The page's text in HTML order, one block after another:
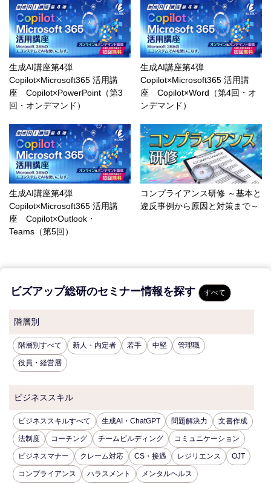
生成AI講座第4弾
Copilot×Microsoft365 活用講
座 Copilot×PowerPoint（第3
回・オンデマンド）
生成AI講座第4弾
Copilot×Microsoft365 活用講
座 Copilot×Word（第4回・オ
ンデマンド）
生成AI講座第4弾
Copilot×Microsoft365 活用講
座 Copilot×Outlook・
Teams（第5回）
コンプライアンス研修 ～基本と
違反事例から原因と対策まで～
ビズアップ総研のセミナー情報を探す すべて
階層別
階層別すべて 新人・内定者 若手 中堅 管理職
役員・経営層
ビジネススキル
ビジネススキルすべて 生成AI・ChatGPT 問題解決力 文書作成
法制度 コーチング チームビルディング コミュニケーション
ビジネスマナー クレーム対応 CS・接遇 レジリエンス OJT
コンプライアンス ハラスメント メンタルヘルス